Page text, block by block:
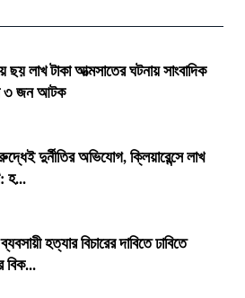
লাখ টাকা আত্মসাতের ঘটনায় সাংবাদিক
৩ জন আটক
দুর্নীতির অভিযোগ, ক্লিয়ারেন্সে লাখ
হ...
হত্যার বিচারের দাবিতে ঢাবিতে
বিক...